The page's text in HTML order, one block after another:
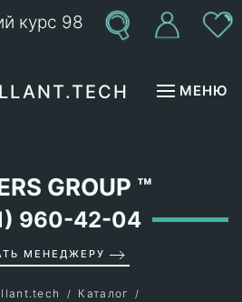
курс 98
МЕНЮ
GROUP ™
960-42-04
МЕНЕДЖЕРУ
Каталог